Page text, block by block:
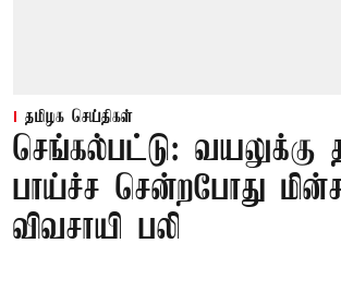
தமிழக செய்திகள்
செங்கல்பட்டு:
பாய்ச்ச சென்றபோது
விவசாயி பலி